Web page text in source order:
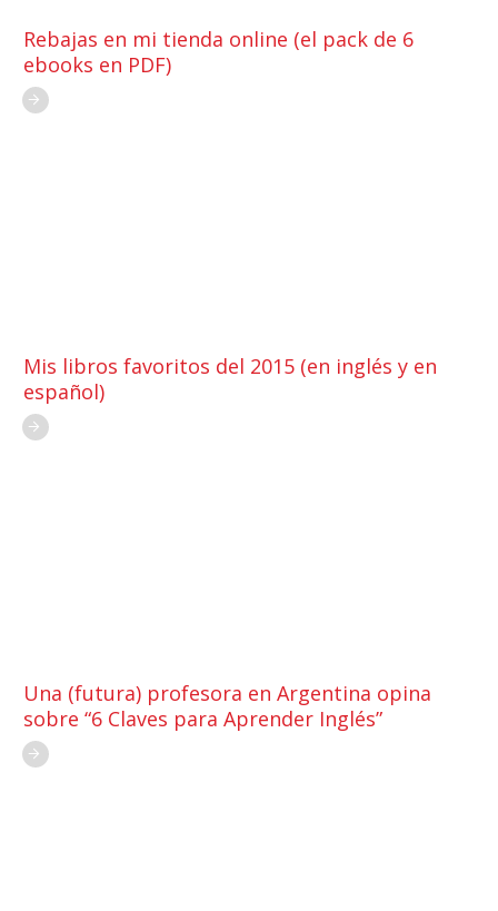
Rebajas en mi tienda online (el pack de 6
ebooks en PDF)
Mis libros favoritos del 2015 (en inglés y en
español)
Una (futura) profesora en Argentina opina
sobre “6 Claves para Aprender Inglés”